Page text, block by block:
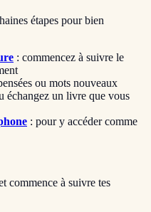
étapes pour bien
: commencez à suivre le
ou mots nouveaux
échangez un livre que vous
: pour y accéder comme
commence à suivre tes